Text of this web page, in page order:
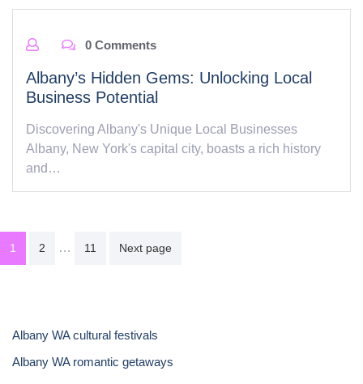
0 Comments
Albany’s Hidden Gems: Unlocking Local
Business Potential
Discovering Albany's Unique Local Businesses
Albany, New York's capital city, boasts a rich history
and…
Posts
1 2 … 11 Next page
Albany WA cultural festivals
Albany WA romantic getaways